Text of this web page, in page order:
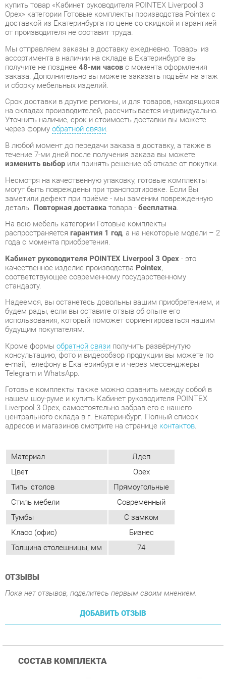
Мы отправляем заказы в доставку ежедневно. Товары из
ассортимента в наличии на складе в Екатеринбурге вы
получите не позднее48-ми часовс момента оформления
заказа. Дополнительно вы можете заказать подъём на этаж
и сборку мебельных изделий.
Срок доставки в другие регионы, и для товаров, находящихся
на складах производителей, рассчитывается индивидуально.
Уточнить наличие, срок и стоимость доставки вы можете
через формуобратной связи.
В любой момент до передачи заказа в доставку, а также в
течение 7-ми дней после получения заказа вы можете
изменить выборили принять решение об отказе от покупки.
Несмотря на качественную упаковку, готовые комплекты
могут быть повреждены при транспортировке. Если Вы
заметили дефект при приёме - мы заменим поврежденную
деталь.Повторная доставкатовара -бесплатна.
На всю мебель категории Готовые комплекты
распространяетсягарантия 1 год, а на некоторые модели – 2
года с момента приобретения.
Кабинет руководителя POINTEX Liverpool 3 Орех- это
качественное изделие производстваPointex,
соответствующее современному государственному
стандарту.
Надеемся, вы останетесь довольны вашим приобретением, и
будем рады, если вы оставите отзыв об опыте его
использования, который поможет сориентироваться нашим
будущим покупателям.
консультацию, фото и видеообзор продукции вы можете по
e-mail, телефону в Екатеринбурге и через мессенджеры
Telegram и WhatsApp.
нашем шоу-руме и купить Кабинет руководителя POINTEX
Liverpool 3 Орех, самостоятельно забрав его с нашего
центрального склада в г. Екатеринбург. Полный список
адресов и магазинов смотрите на странице
Материал
Лдсп
Цвет
Орех
Типы столов
Прямоугольные
Тумбы
С замком
Класс (офис)
Бизнес
Толщина столешницы, мм 74
ОТЗЫВЫ
Пока нет отзывов, поделитесь первым своим мнением.
ДОБАВИТЬ ОТЗЫВ
СОСТАВ КОМПЛЕКТА